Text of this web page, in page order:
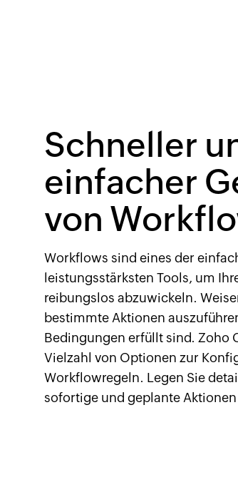
Schneller
einfacher
von
Workflows sind eines der
leistungsstärksten Tools, um
reibungslos abzuwickeln.
bestimmte Aktionen
Bedingungen erfüllt sind. Zoho
Vielzahl von Optionen zur
Workflowregeln. Legen Sie
sofortige und geplante